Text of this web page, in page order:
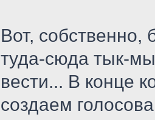
Вот, собственно,
туда-сюда тык-
вести... В конце
создаем